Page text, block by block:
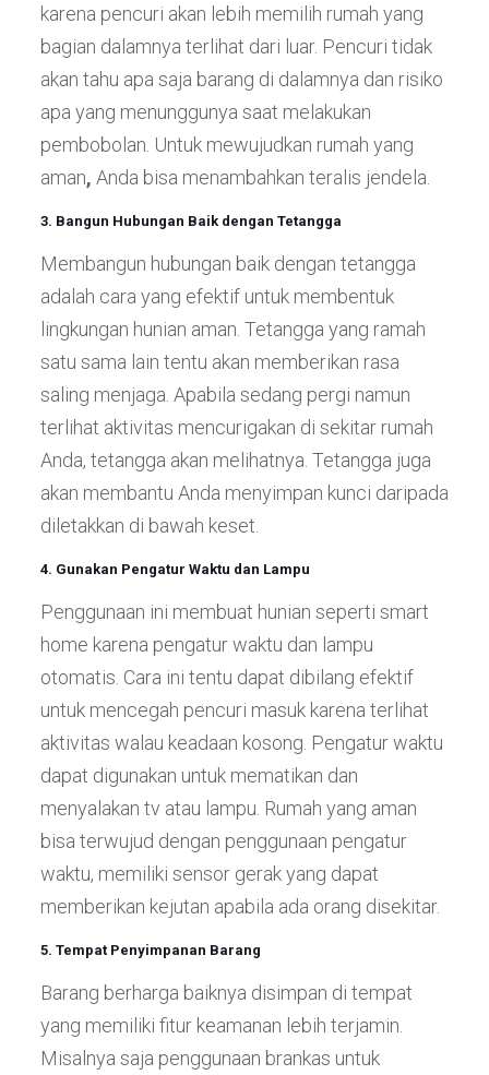
karena pencuri akan lebih memilih rumah yang
bagian dalamnya terlihat dari luar. Pencuri tidak
akan tahu apa saja barang di dalamnya dan risiko
apa yang menunggunya saat melakukan
pembobolan. Untuk mewujudkan rumah yang
aman, Anda bisa menambahkan teralis jendela.
3. Bangun Hubungan Baik dengan Tetangga
Membangun hubungan baik dengan tetangga
adalah cara yang efektif untuk membentuk
lingkungan hunian aman. Tetangga yang ramah
satu sama lain tentu akan memberikan rasa
saling menjaga. Apabila sedang pergi namun
terlihat aktivitas mencurigakan di sekitar rumah
Anda, tetangga akan melihatnya. Tetangga juga
akan membantu Anda menyimpan kunci daripada
diletakkan di bawah keset.
4. Gunakan Pengatur Waktu dan Lampu
Penggunaan ini membuat hunian seperti smart
home karena pengatur waktu dan lampu
otomatis. Cara ini tentu dapat dibilang efektif
untuk mencegah pencuri masuk karena terlihat
aktivitas walau keadaan kosong. Pengatur waktu
dapat digunakan untuk mematikan dan
menyalakan tv atau lampu. Rumah yang aman
bisa terwujud dengan penggunaan pengatur
waktu, memiliki sensor gerak yang dapat
memberikan kejutan apabila ada orang disekitar.
5. Tempat Penyimpanan Barang
Barang berharga baiknya disimpan di tempat
yang memiliki fitur keamanan lebih terjamin.
Misalnya saja penggunaan brankas untuk